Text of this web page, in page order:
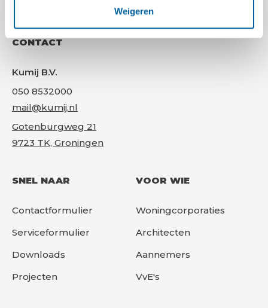
Weigeren
CONTACT
Kumij B.V.
050 8532000
mail@kumij.nl
Gotenburgweg 21
9723 TK, Groningen
SNEL NAAR
Contactformulier
Serviceformulier
Downloads
Projecten
VOOR WIE
Woningcorporaties
Architecten
Aannemers
VvE's